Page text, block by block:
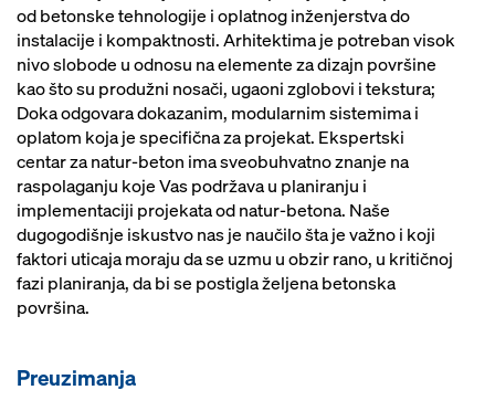
od betonske tehnologije i oplatnog inženjerstva do
instalacije i kompaktnosti. Arhitektima je potreban visok
nivo slobode u odnosu na elemente za dizajn površine
kao što su produžni nosači, ugaoni zglobovi i tekstura;
Doka odgovara dokazanim, modularnim sistemima i
oplatom koja je specifična za projekat. Ekspertski
centar za natur-beton ima sveobuhvatno znanje na
raspolaganju koje Vas podržava u planiranju i
implementaciji projekata od natur-betona. Naše
dugogodišnje iskustvo nas je naučilo šta je važno i koji
faktori uticaja moraju da se uzmu u obzir rano, u kritičnoj
fazi planiranja, da bi se postigla željena betonska
površina.
Preuzimanja